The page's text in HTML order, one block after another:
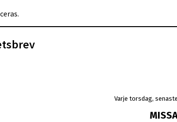
Varje torsdag,